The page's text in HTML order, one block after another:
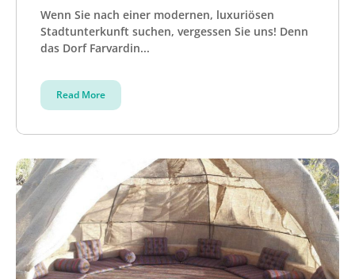
Wenn Sie nach einer modernen, luxuriösen
Stadtunterkunft suchen, vergessen Sie uns! Denn
das Dorf Farvardin...
Read More